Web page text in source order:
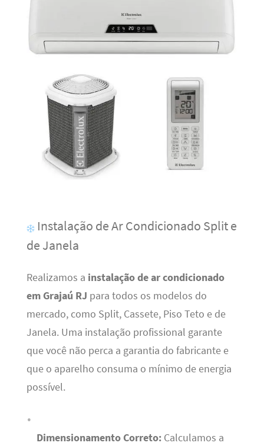
Instalação de Ar Condicionado Split e
de Janela
Realizamos a instalação de ar condicionado
em Grajaú RJ para todos os modelos do
mercado, como Split, Cassete, Piso Teto e de
Janela. Uma instalação profissional garante
que você não perca a garantia do fabricante e
que o aparelho consuma o mínimo de energia
possível.
Dimensionamento Correto:Calculamos a